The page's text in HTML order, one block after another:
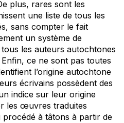
plus, rares sont les
une liste de tous les
sans compter le fait
un système de
les auteurs autochtones
ce ne sont pas toutes
l’origine autochtone
écrivains possèdent des
indice sur leur origine
les œuvres traduites
procédé à tâtons à partir de